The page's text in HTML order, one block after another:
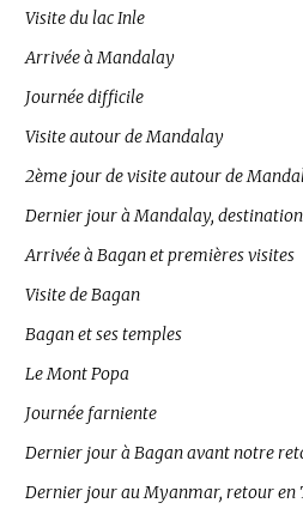
Visite du lac Inle
Arrivée à Mandalay
Journée difficile
Visite autour de Mandalay
2ème jour de visite autour de
Dernier jour à Mandalay,
Arrivée à Bagan et premières visites
Visite de Bagan
Bagan et ses temples
Le Mont Popa
Journée farniente
Dernier jour à Bagan avant notre
Dernier jour au Myanmar, retour en